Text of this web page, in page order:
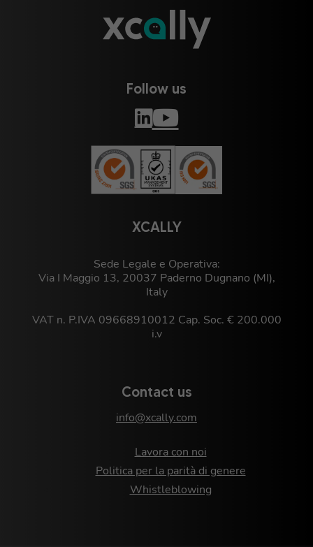
XCALLY
Sede Legale e Operativa:
Via I Maggio 13, 20037 Paderno Dugnano (MI),
Italy
VAT n. P.IVA 09668910012 Cap. Soc. € 200.000
i.v
Contact us
info@xcally.com
Lavora con noi
Politica per la parità di genere
Whistleblowing
Follow us